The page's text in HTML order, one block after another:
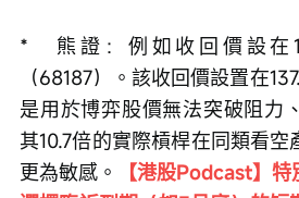
*   熊證：例如收回價設在
（68187）。該收回價設置在
是用於博弈股價無法突破阻力
其10.7倍的實際槓桿在同類看
更為敏感。
【港股Podcast】